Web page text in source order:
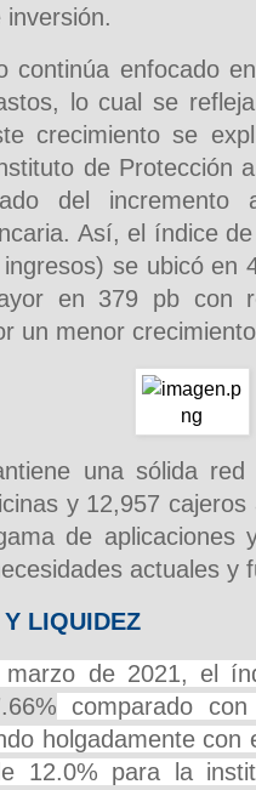
inversión.
continúa enfocado
lo cual se
crecimiento se
de Protección
del incremento
Así, el índice
se ubicó en
en 379 pb con
un menor
una sólida
y 12,957
de aplicaciones
actuales y
LIQUIDEZ
de 2021, el
comparado
holgadamente con
12.0% para la